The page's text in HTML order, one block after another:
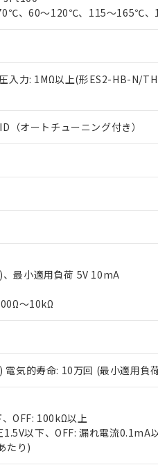
70℃、60～120℃、115～165℃
入力: 1MΩ以上(形ES2-HB-N/
（オートチューニング付き）
最小適用負荷 5V 10mA
～10kΩ
電気的寿命: 10万回 (最小適用負
OFF: 100kΩ以上
1.5V以下、OFF: 漏れ電流0.1mA
たり)
（10物質）の非含有に対応した
10物質）の非含有に対応した製
令（10物質）の非含有に非対応
令（10物質）の非含有の対応状
無形物で、有害物質有無と関係
有部品としていたものが、含有